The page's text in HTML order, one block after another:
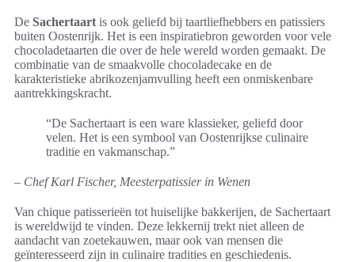
De Sachertaart is ook geliefd bij taartliefhebbers en patissiers
buiten Oostenrijk. Het is een inspiratiebron geworden voor vele
chocoladetaarten die over de hele wereld worden gemaakt. De
combinatie van de smaakvolle chocoladecake en de
karakteristieke abrikozenjamvulling heeft een onmiskenbare
aantrekkingskracht.
“De Sachertaart is een ware klassieker, geliefd door
velen. Het is een symbool van Oostenrijkse culinaire
traditie en vakmanschap.”
– Chef Karl Fischer, Meesterpatissier in Wenen
Van chique patisserieën tot huiselijke bakkerijen, de Sachertaart
is wereldwijd te vinden. Deze lekkernij trekt niet alleen de
aandacht van zoetekauwen, maar ook van mensen die
geïnteresseerd zijn in culinaire tradities en geschiedenis.